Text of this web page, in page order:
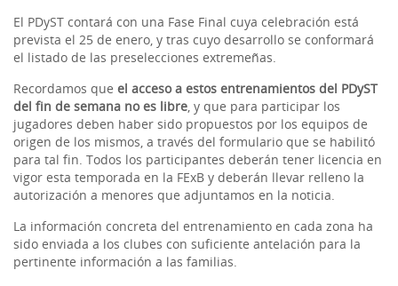
El PDyST contará con una Fase Final cuya celebración está
prevista el 25 de enero, y tras cuyo desarrollo se conformará
el listado de las preselecciones extremeñas.
Recordamos que el acceso a estos entrenamientos del PDyST
del fin de semana no es libre, y que para participar los
jugadores deben haber sido propuestos por los equipos de
origen de los mismos, a través del formulario que se habilitó
para tal fin. Todos los participantes deberán tener licencia en
vigor esta temporada en la FExB y deberán llevar relleno la
autorización a menores que adjuntamos en la noticia.
La información concreta del entrenamiento en cada zona ha
sido enviada a los clubes con suficiente antelación para la
pertinente información a las familias.